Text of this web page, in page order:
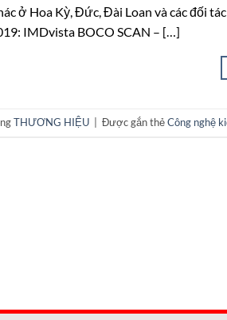
ở Hoa Kỳ, Đức, Đài Loan và các đối
IMDvista BOCO SCAN – […]
THƯƠNG HIỆU Được gắn thẻCông nghệ